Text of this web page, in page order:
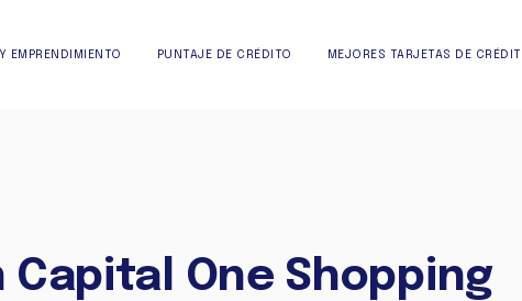
EMPRENDIMIENTO PUNTAJE DE CRÉDITO MEJORES TARJETAS DE
One Shopping